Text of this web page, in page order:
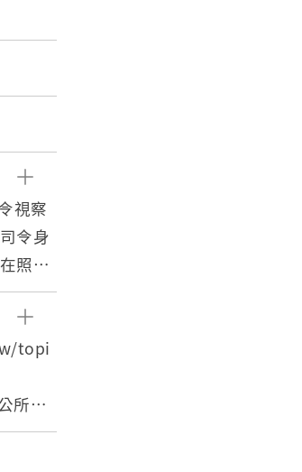
視察
令身
照片
月1
晉升
馬港
建、
犬民
線
topi
所。
竿鄉